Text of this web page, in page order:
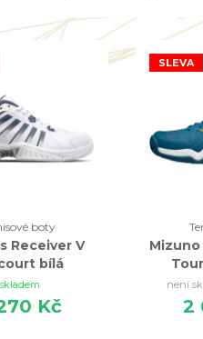
boty
Receiver V
bílá
skladem
Kč
SLEVA
není
2